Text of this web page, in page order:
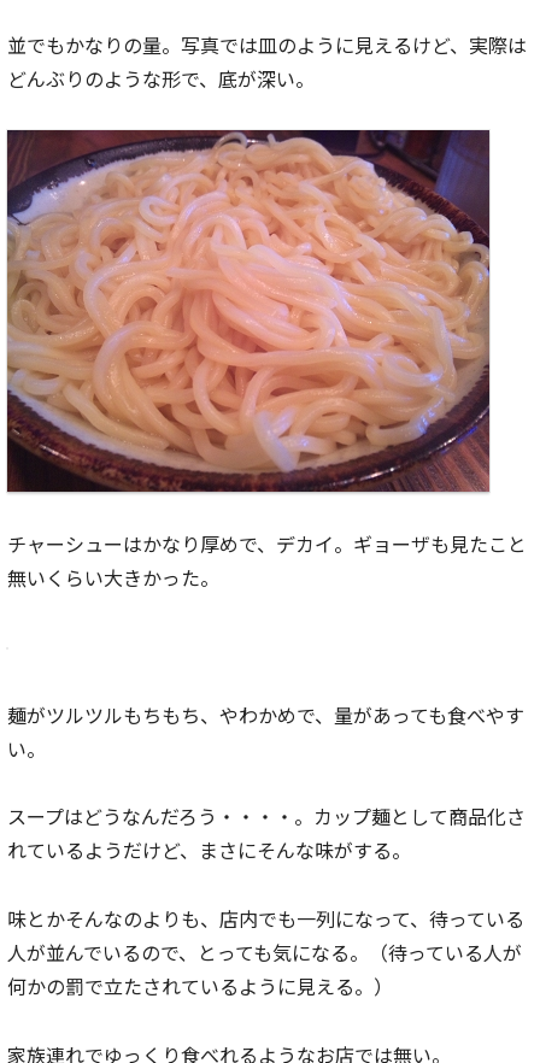
並でもかなりの量。写真では皿のように見えるけど、実際は
どんぶりのような形で、底が深い。
チャーシューはかなり厚めで、デカイ。ギョーザも見たこと
無いくらい大きかった。
麺がツルツルもちもち、やわかめで、量があっても食べやす
い。
スープはどうなんだろう・・・・。カップ麺として商品化さ
れているようだけど、まさにそんな味がする。
味とかそんなのよりも、店内でも一列になって、待っている
人が並んでいるので、とっても気になる。（待っている人が
何かの罰で立たされているように見える。）
家族連れでゆっくり食べれるようなお店では無い。